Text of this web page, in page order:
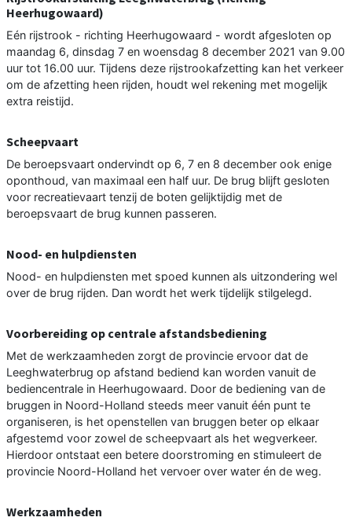
Heerhugowaard)
Eén rijstrook - richting Heerhugowaard - wordt afgesloten op
maandag 6, dinsdag 7 en woensdag 8 december 2021 van 9.00
uur tot 16.00 uur. Tijdens deze rijstrookafzetting kan het verkeer
om de afzetting heen rijden, houdt wel rekening met mogelijk
extra reistijd.
Scheepvaart
De beroepsvaart ondervindt op 6, 7 en 8 december ook enige
oponthoud, van maximaal een half uur. De brug blijft gesloten
voor recreatievaart tenzij de boten gelijktijdig met de
beroepsvaart de brug kunnen passeren.
Nood- en hulpdiensten
Nood- en hulpdiensten met spoed kunnen als uitzondering wel
over de brug rijden. Dan wordt het werk tijdelijk stilgelegd.
Voorbereiding op centrale afstandsbediening
Met de werkzaamheden zorgt de provincie ervoor dat de
Leeghwaterbrug op afstand bediend kan worden vanuit de
bediencentrale in Heerhugowaard. Door de bediening van de
bruggen in Noord-Holland steeds meer vanuit één punt te
organiseren, is het openstellen van bruggen beter op elkaar
afgestemd voor zowel de scheepvaart als het wegverkeer.
Hierdoor ontstaat een betere doorstroming en stimuleert de
provincie Noord-Holland het vervoer over water én de weg.
Werkzaamheden